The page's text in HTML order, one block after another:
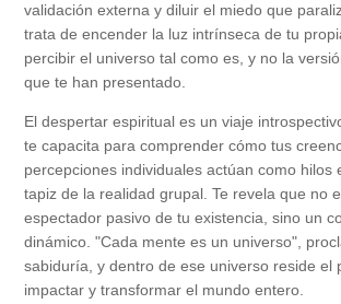
validación externa y diluir el miedo que
trata de encender la luz intrínseca de tu
percibir el universo tal como es, y no la
que te han presentado.
El despertar espiritual es un viaje
te capacita para comprender cómo tus
percepciones individuales actúan como hilos
tapiz de la realidad grupal. Te revela que no
espectador pasivo de tu existencia, sino un
dinámico. "Cada mente es un universo",
sabiduría, y dentro de ese universo reside el
impactar y transformar el mundo entero.